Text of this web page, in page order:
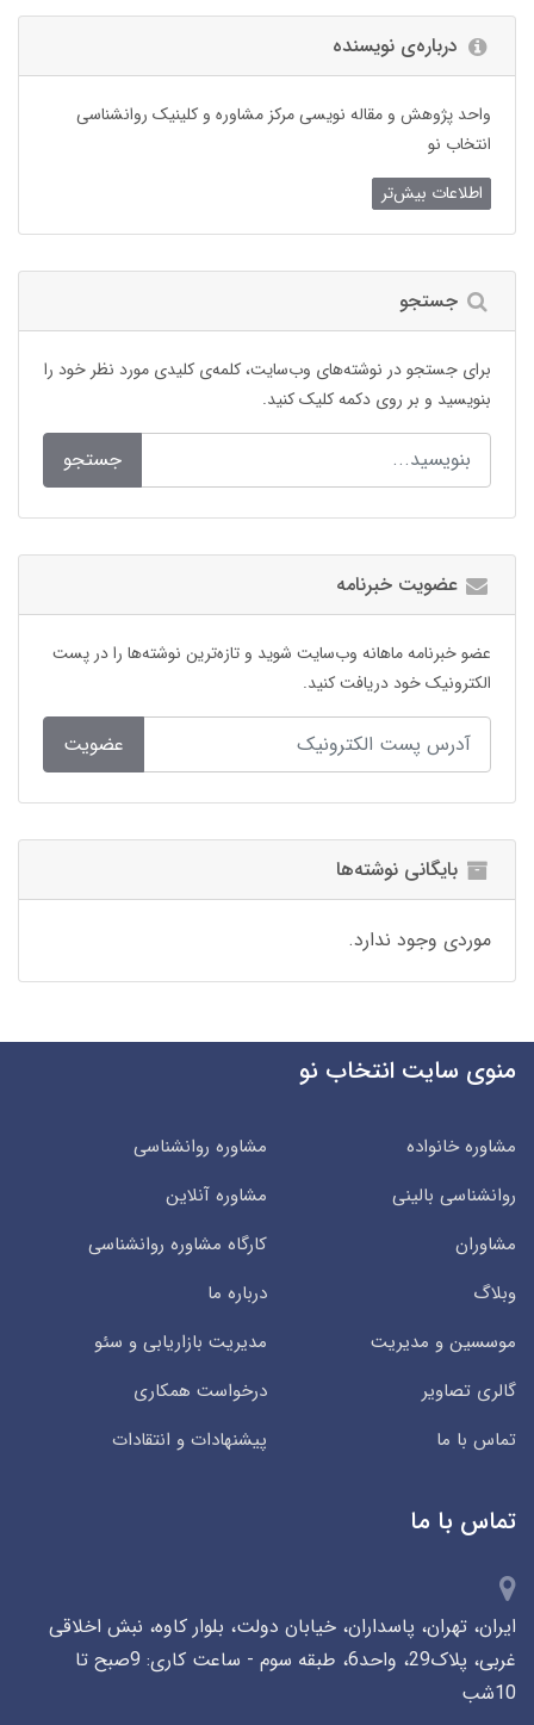
درباره‌ی نویسنده
واحد پژوهش و مقاله نویسی مرکز مشاوره و کلینیک روانشناسی
انتخاب نو
اطلاعات بیش‌تر
جستجو
برای جستجو در نوشته‌های وب‌سایت، کلمه‌ی کلیدی مورد نظر خود را
بنویسید و بر روی دکمه کلیک کنید.
جستجو
عضویت خبرنامه
عضو خبرنامه ماهانه وب‌سایت شوید و تازه‌ترین نوشته‌ها را در پست
الکترونیک خود دریافت کنید.
عضویت
بایگانی نوشته‌ها
موردی وجود ندارد.
منوی سایت انتخاب نو
مشاوره خانواده
مشاوره روانشناسی
روانشناسی بالینی
مشاوره آنلاین
مشاوران
کارگاه مشاوره روانشناسی
وبلاگ
درباره ما
موسسین و مدیریت
مدیریت بازاریابی و سئو
گالری تصاویر
درخواست همکاری
تماس با ما
پیشنهادات و انتقادات
تماس با ما
ایران، تهران، پاسداران، خیابان دولت، بلوار کاوه، نبش اخلاقی
غربی، پلاک29، واحد6، طبقه سوم - ساعت کاری: 9صبح تا
10شب